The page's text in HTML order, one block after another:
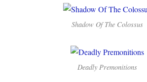
Shadow Of The Colossus
Deadly Premonitions